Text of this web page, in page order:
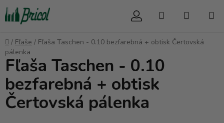
Prejsť
na
obsah
Hľadať
Domov
/ Fľaše / Fľaša Taschen - 0.10 bezfarebná + obtisk Čertovská
pálenka
Fľaša Taschen - 0.10
bezfarebná + obtisk
Čertovská pálenka